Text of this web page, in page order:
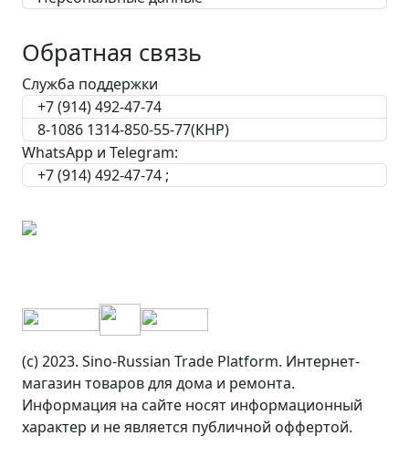
Обратная связь
Служба поддержки
+7 (914) 492-47-74
8-1086 1314-850-55-77(КНР)
WhatsApp и Telegram:
+7 (914) 492-47-74 ;
(c) 2023. Sino-Russian Trade Platform. Интернет-
магазин товаров для дома и ремонта.
Информация на сайте носят информационный
характер и не является публичной оффертой.